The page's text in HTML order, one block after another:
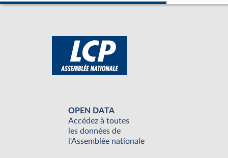
OPEN DATA
Accédez à toutes
les données de
l'Assemblée nationale